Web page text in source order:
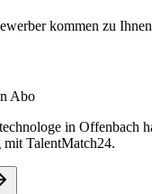
kommen zu Ihnen
Abo
in Offenbach
mit TalentMatch24.